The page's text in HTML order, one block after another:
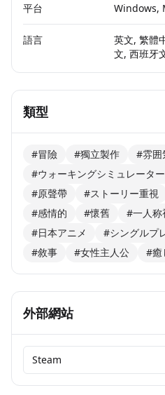
平台
Windows,
語言
英文, 繁體
文, 西班牙
類型
#冒險 #獨立製作 #雰囲
#ウォーキングシミュレーター
#原聲帶
#ストーリー重視
#感情的
#懷舊 #一人称
#日本アニメ
#シングルプ
#敘事
#女性主人公 #癒
外部網站
Steam